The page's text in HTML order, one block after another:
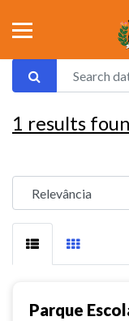
1 results
Parque